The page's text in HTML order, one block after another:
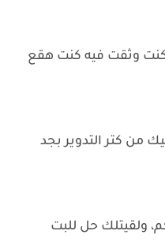
كنت وثقت فيه كنت هقع
من كتر التدوير بجد
ولقيتلك حل للبت